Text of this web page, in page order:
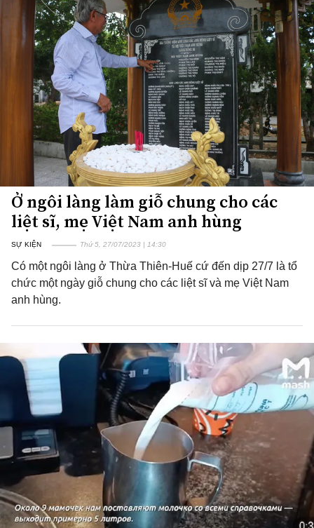
Ở ngôi làng làm giỗ chung cho các
liệt sĩ, mẹ Việt Nam anh hùng
SỰ KIỆN Thứ 5, 27/07/2023 | 14:30
Có một ngôi làng ở Thừa Thiên-Huế cứ đến dịp 27/7 là tổ
chức một ngày giỗ chung cho các liệt sĩ và mẹ Việt Nam
anh hùng.